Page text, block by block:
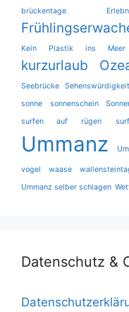
brückentage
Kein Plastik ins Meer
kurzurlaub
Seebrücke
sonne
sonnenschein
surfen auf rügen
Ummanz
vogel waase
Ummanz selber schlagen
Datenschutz &